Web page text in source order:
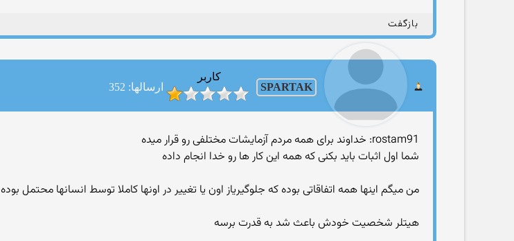
بازگفت
SPARTAK
کاربر
ارسالها: 352
rostam91: خداوند برای همه مردم آزمایشات مختلفی رو قرار میده
شما اول اثبات باید بکنی که همه این کار ها رو خدا انجام داده
من میگم اینها همه اتفاقاتی بوده که جلوگیریاز اون یا تغییر در اونها کاملا توسط انسانها محتمل بوده
هیتلر شخصیت خودش باعث شد به قدرت برسه